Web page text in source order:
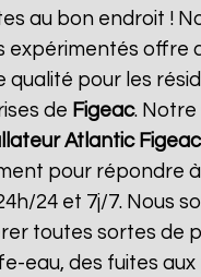
au bon endroit !
expérimentés offre
qualité pour les
de Figeac. Notre
Atlantic Figeac
pour répondre
24 et 7j/7. Nous
toutes sortes de
eau, des fuites aux